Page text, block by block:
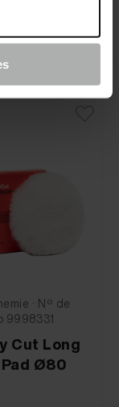
€
· Nº de
9998331
Cut Long
Ø80